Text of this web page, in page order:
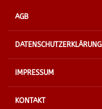
AGB
DATENSCHUTZERKLÄRUNG
IMPRESSUM
KONTAKT